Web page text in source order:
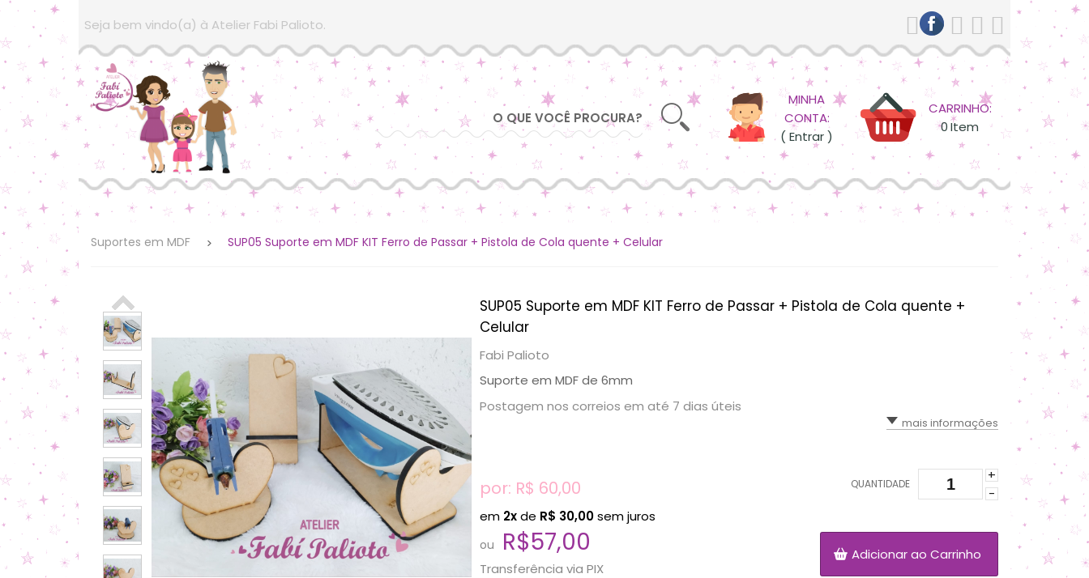
Seja bem vindo(a) à Atelier Fabi Palioto.
MINHA
CONTA:
( Entrar )
CARRINHO:
0Item
Suportes em MDF SUP05 Suporte em MDF KIT Ferro de Passar + Pistola de Cola quente + Celular
SUP05 Suporte em MDF KIT Ferro de Passar + Pistola de Cola quente +
Celular
Fabi Palioto
Suporte em MDF de 6mm
Postagem nos correios em até 7 dias úteis
mais informações
por: R$ 60,00
em 2xde R$ 30,00sem juros
ou R$57,00
Transferência via PIX
QUANTIDADE
+
-
Adicionar ao Carrinho